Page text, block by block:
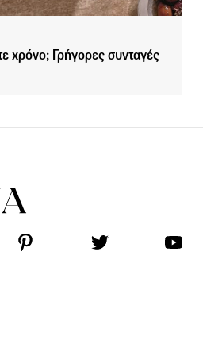
χρόνο; Γρήγορες συνταγές